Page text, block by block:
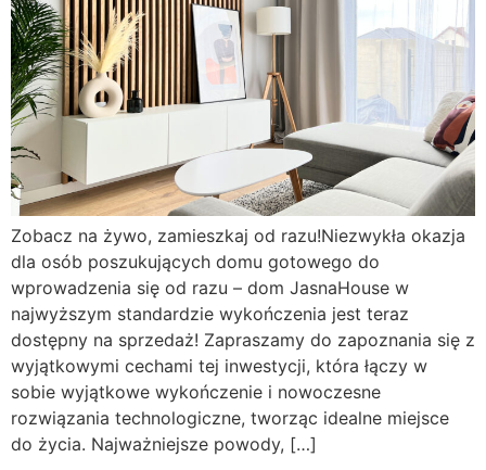
Zobacz na żywo, zamieszkaj od razu!Niezwykła okazja
dla osób poszukujących domu gotowego do
wprowadzenia się od razu – dom JasnaHouse w
najwyższym standardzie wykończenia jest teraz
dostępny na sprzedaż! Zapraszamy do zapoznania się z
wyjątkowymi cechami tej inwestycji, która łączy w
sobie wyjątkowe wykończenie i nowoczesne
rozwiązania technologiczne, tworząc idealne miejsce
do życia. Najważniejsze powody, […]